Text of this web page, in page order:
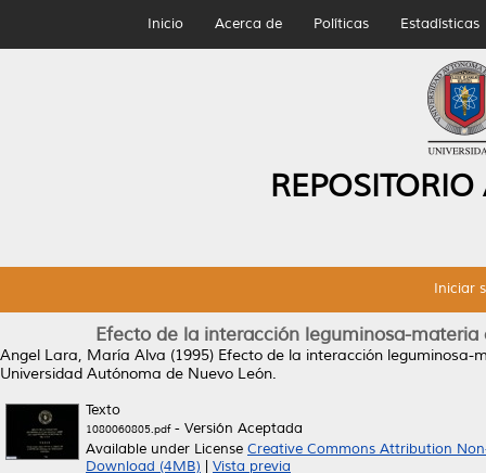
Inicio Acerca de Políticas Estadísticas
Iniciar
Efecto de la interacción leguminosa-
Angel Lara, María Alva (1995) Efecto de la interacción leguminosa-
Universidad Autónoma de Nuevo León.
Texto
1080060805.pdf- Versión Aceptada
Available under License Creative Commons Attribution
Download (4MB)
Vista previa